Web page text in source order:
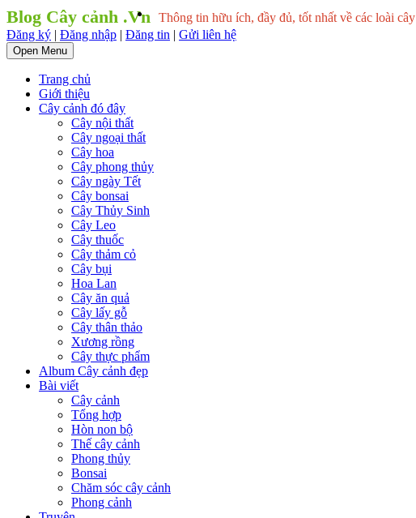
Blog Cây cảnh .Vn Thông tin hữu ích, đầy đủ, tốt nhất về các loài cây
Đăng ký | Đăng nhập | Đăng tin | Gửi liên hệ
Open Menu
Trang chủ
Giới thiệu
Cây cảnh đó đây
Cây nội thất
Cây ngoại thất
Cây hoa
Cây phong thủy
Cây ngày Tết
Cây bonsai
Cây Thủy Sinh
Cây Leo
Cây thuốc
Cây thảm cỏ
Cây bụi
Hoa Lan
Cây ăn quả
Cây lấy gỗ
Cây thân thảo
Xương rồng
Cây thực phẩm
Album Cây cảnh đẹp
Bài viết
Cây cảnh
Tổng hợp
Hòn non bộ
Thế cây cảnh
Phong thủy
Bonsai
Chăm sóc cây cảnh
Phong cảnh